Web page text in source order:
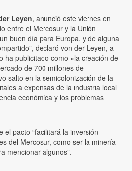
Leyen, anunció este viernes en
entre el Mercosur y la Unión
buen día para Europa, y de alguna
declaró von der Leyen, a
ha publicitado como «la creación de
de 700 millones de
salto en la semicolonización de la
a expensas de la industria local
económica y los problemas
el pacto “facilitará la inversión
del Mercosur, como ser la minería
mencionar algunos”.